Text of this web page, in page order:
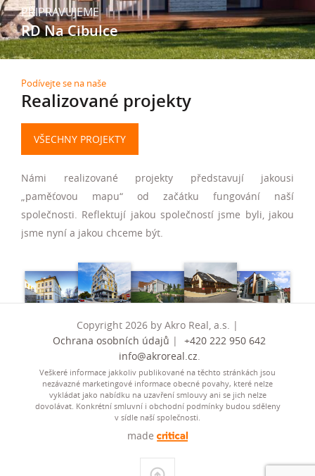
PŘIPRAVUJEME
RD Na Cibulce
Podívejte se na naše
Realizované projekty
VŠECHNY PROJEKTY
Námi realizované projekty představují jakousi
„paměťovou mapu“ od začátku fungování naší
společnosti. Reflektují jakou společností jsme byli, jakou
jsme nyní a jakou chceme být.
Copyright 2026 by Akro Real, a.s. |
Ochrana osobních údajů |
+420 222 950 642
info@akroreal.cz.
Veškeré informace jakkoliv publikované na těchto stránkách jsou
nezávazné marketingové informace obecné povahy, které nelze
vykládat jako nabídku na uzavření smlouvy ani se jich nelze
dovolávat. Konkrétní smluvní i obchodní podmínky budou sděleny
v sídle naší společnosti.
made